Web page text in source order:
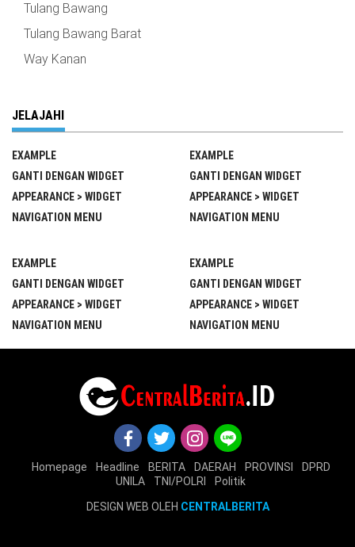
Tulang Bawang
Tulang Bawang Barat
Way Kanan
JELAJAHI
EXAMPLE
GANTI DENGAN WIDGET
APPEARANCE > WIDGET
NAVIGATION MENU
EXAMPLE
GANTI DENGAN WIDGET
APPEARANCE > WIDGET
NAVIGATION MENU
EXAMPLE
GANTI DENGAN WIDGET
APPEARANCE > WIDGET
NAVIGATION MENU
EXAMPLE
GANTI DENGAN WIDGET
APPEARANCE > WIDGET
NAVIGATION MENU
Homepage Headline BERITA DAERAH PROVINSI
DPRD
UNILA
TNI/POLRI
Politik
DESIGN WEB OLEH CENTRALBERITA